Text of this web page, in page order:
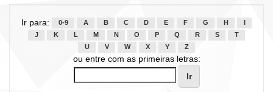
Ir para: 0-9 A B C D E F G H
J
K L M N O P Q R S
T
U
V W X Y Z
ou entre com as primeiras letras: